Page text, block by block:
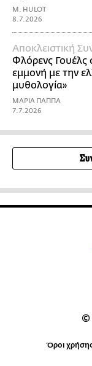
M. HULOT
8.7.2026
Αποκλειστική
Φλόρενς Γουέλς
εμμονή με την
μυθολογία»
ΜΑΡΙΑ ΠΑΠΠΑ
7.7.2026
©
Όροι